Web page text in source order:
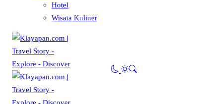
Hotel
Wisata Kuliner